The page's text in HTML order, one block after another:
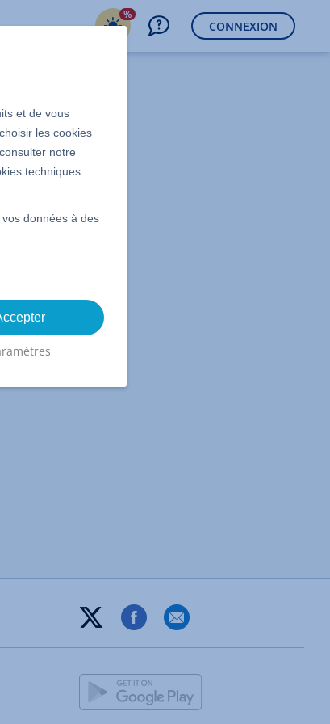
%
CONNEXION
et de vous
les cookies
notre
techniques
données à des